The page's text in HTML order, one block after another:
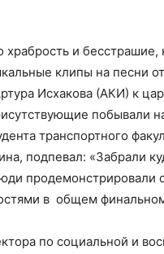
и бесстрашие,
клипы на песни
Исхакова (АКИ) к
побывали
транспортного
подпевал: «Забрали
продемонстрировали
в общем
по социальной и